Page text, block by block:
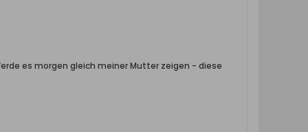
es morgen gleich meiner Mutter zeigen - diese